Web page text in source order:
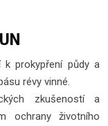
k prokypření půdy a
révy vinné.
zkušeností a
ochrany životního